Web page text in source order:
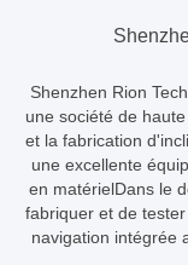
Shenzhen Rion
une société de
et la fabrication
une excellente
en matérielDans le
fabriquer et de
navigation intégrée